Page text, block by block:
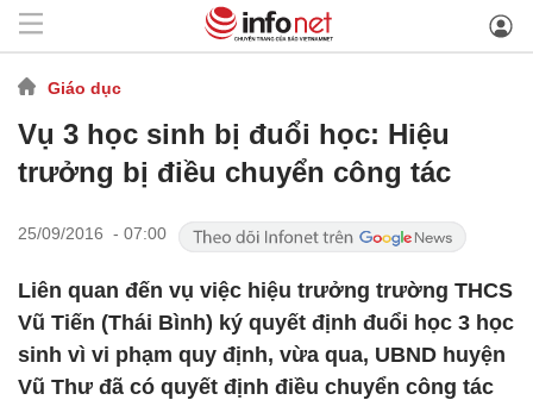
Giáo dục
Vụ 3 học sinh bị đuổi học: Hiệu
trưởng bị điều chuyển công tác
25/09/2016 - 07:00
Liên quan đến vụ việc hiệu trưởng trường THCS
Vũ Tiến (Thái Bình) ký quyết định đuổi học 3 học
sinh vì vi phạm quy định, vừa qua, UBND huyện
Vũ Thư đã có quyết định điều chuyển công tác